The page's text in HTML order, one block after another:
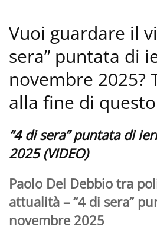
Vuoi guardare il
sera” puntata di
novembre 2025?
alla fine di
“4 di sera” puntata di
2025 (VIDEO)
Paolo Del Debbio tra
attualità – “4 di sera”
novembre 2025